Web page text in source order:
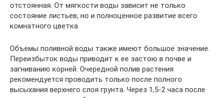
отстоянная. От мягкости воды зависит не только
состояние листьев, но и полноценное развитие всего
комнатного цветка.
Объемы поливной воды также имеют большое значение.
Переизбыток воды приводит к ее застою в почве и
загниванию корней. Очередной полив растения
рекомендуется проводить только после полного
высыхания верхнего слоя грунта. Через 1,5-2 часа после